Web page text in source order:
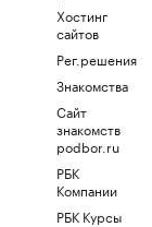
Хостинг
сайтов
Рег.решения
Знакомства
Сайт
знакомств
podbor.ru
РБК
Компании
РБК Курсы